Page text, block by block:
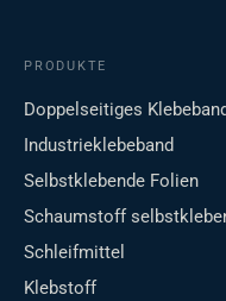
PRODUKTE
Doppelseitiges Klebeband
Industrieklebeband
Selbstklebende Folien
Schaumstoff
Schleifmittel
Klebstoff